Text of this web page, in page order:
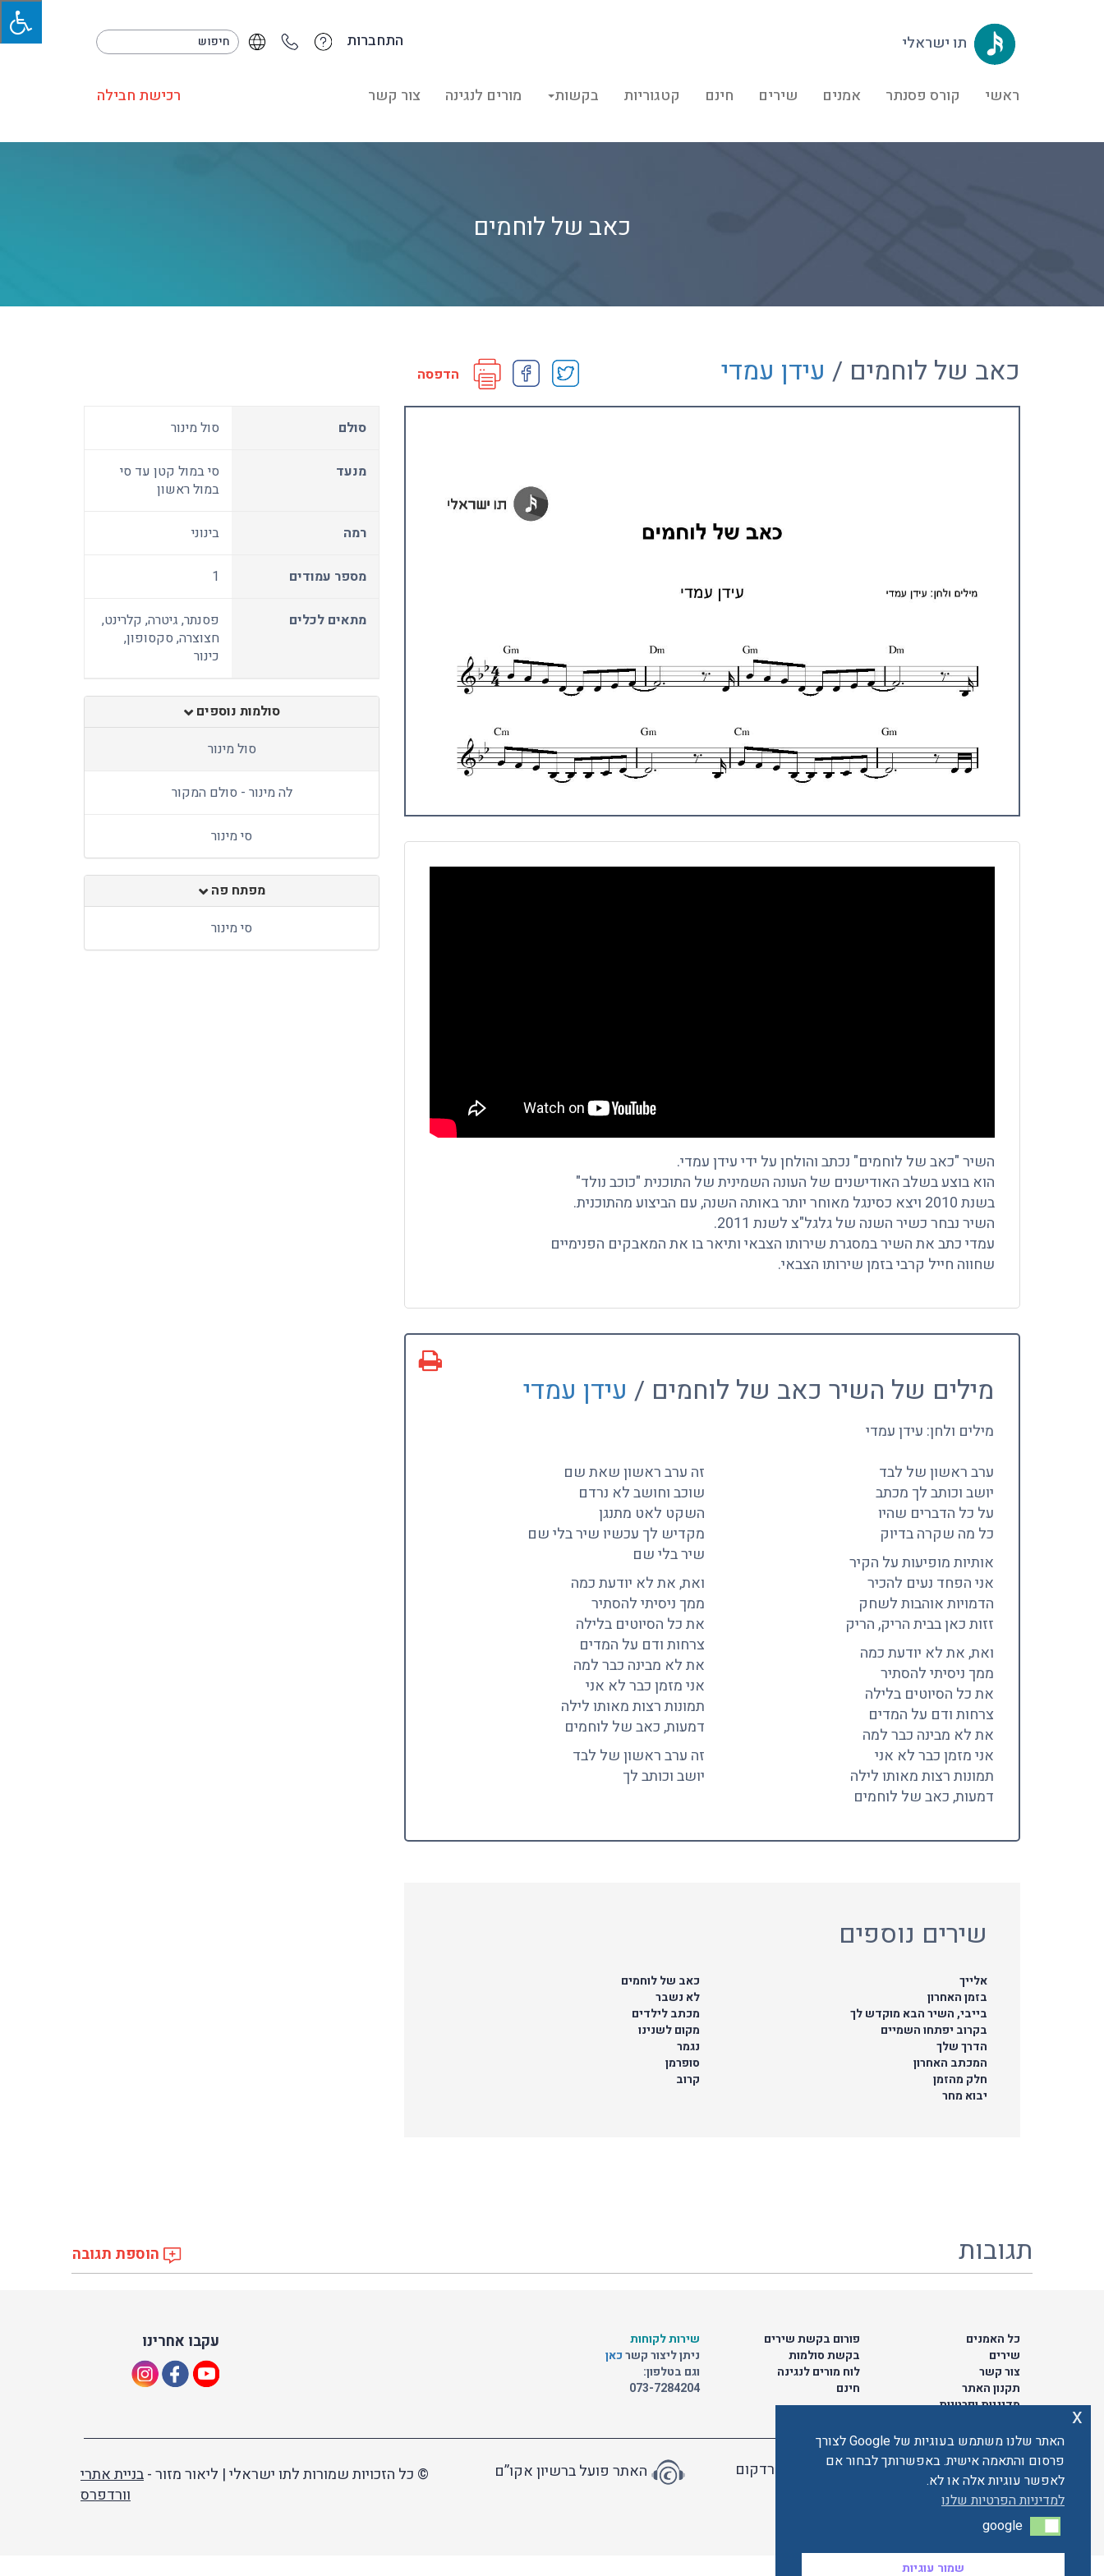
התחברות תו ישראלי
ראשי קורס פסנתר אמנים שירים חינם קטגוריות בקשות מורים לנגינה צור קשר רכישת חבילה
כאב של לוחמים
כאב של לוחמים / עידן עמדי הדפסה
סולם סול מינור
מנעד
סי במול קטן עד סי
במול ראשון
רמה בינוני
מספר עמודים 1
מתאים לכלים
פסנתר, גיטרה, קלרינט,
חצוצרה, סקסופון,
כינור
סולמות נוספים
סול מינור
לה מינור - סולם המקור
סי מינור
מפתח פה
סי מינור
השיר "כאב של לוחמים" נכתב והולחן על ידי עידן עמדי.
הוא בוצע בשלב האודישנים של העונה השמינית של התוכנית "כוכב נולד"
בשנת 2010 ויצא כסינגל מאוחר יותר באותה השנה, עם הביצוע מהתוכנית.
השיר נבחר כשיר השנה של גלגל"צ לשנת 2011.
עמדי כתב את השיר במסגרת שירותו הצבאי ותיאר בו את המאבקים הפנימיים
שחווה חייל קרבי בזמן שירותו הצבאי.
מילים של השיר כאב של לוחמים / עידן עמדי
מילים ולחן: עידן עמדי
ערב ראשון של לבד
יושב וכותב לך מכתב
על כל הדברים שהיו
כל מה שקרה בדיוק
אותיות מופיעות על הקיר
אני הפחד נעים להכיר
הדמויות אוהבות לשחק
זזות כאן בבית הריק, הריק
ואת, את לא יודעת כמה
ממך ניסיתי להסתיר
את כל הסיוטים בלילה
צרחות ודם על המדים
את לא מבינה כבר למה
אני מזמן כבר לא אני
תמונות רצות מאותו לילה
דמעות, כאב של לוחמים
זה ערב ראשון שאת שם
שוכב וחושב לא נרדם
השקט לאט מתנגן
מקדיש לך עכשיו שיר בלי שם
שיר בלי שם
ואת, את לא יודעת כמה
ממך ניסיתי להסתיר
את כל הסיוטים בלילה
צרחות ודם על המדים
את לא מבינה כבר למה
אני מזמן כבר לא אני
תמונות רצות מאותו לילה
דמעות, כאב של לוחמים
זה ערב ראשון של לבד
יושב וכותב לך
שירים נוספים
כאב של לוחמים
לא נשבר
מכתב לילדים
מקום לשנינו
נגמר
סופרמן
קרוב
אלייך
בזמן האחרון
בייבי, השיר הבא מוקדש לך
בקרוב יפתחו השמיים
הדרך שלך
המכתב האחרון
חלק מהזמן
יבוא מחר
תגובות הוספת תגובה
עקבו אחרינו
שירות לקוחות
ניתן ליצור קשרכאן
וגם בטלפון:
073-7284204
פורום בקשת שירים
בקשת סולמות
לוח מורים לנגינה
חינם
כל האמנים
שירים
צור קשר
תקנון האתר
מדיניות ופרטיות
© כל הזכויות שמורות לתו ישראלי | ליאור מזור -בניית אתרי
וורדפרס
האתר פועל ברשיון אקו”ם האתר מאובטח ע"י קארדקום
האתר שלנו משתמש בעוגיות של Google לצורך
פרסום והתאמה אישית. באפשרותך לבחור אם
לאפשר עוגיות אלה או לא.
למדיניות הפרטיות שלנו
google
google
שמור עוגיות
x